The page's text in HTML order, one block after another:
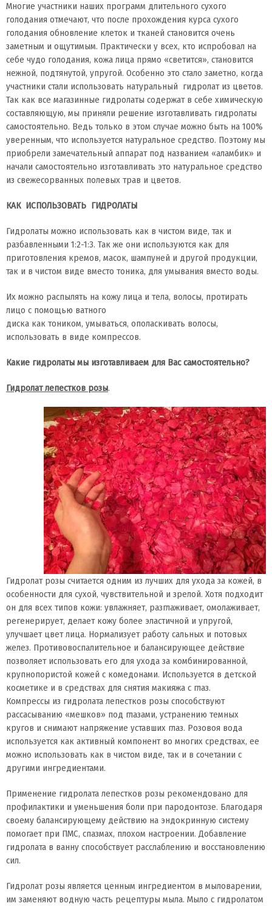
Многие участники наших программ длительного сухого
голодания отмечают, что после прохождения курса сухого
голодания обновление клеток и тканей становится очень
заметным и ощутимым. Практически у всех, кто испробовал на
себе чудо голодания, кожа лица прямо «светится», становится
нежной, подтянутой, упругой. Особенно это стало заметно, когда
участники стали использовать натуральный гидролат из цветов.
Так как все магазинные гидролаты содержат в себе химическую
составляющую, мы приняли решение изготавливать гидролаты
самостоятельно. Ведь только в этом случае можно быть на 100%
уверенным, что используется натуральное средство. Поэтому мы
приобрели замечательный аппарат под названием «аламбик» и
начали самостоятельно изготавливать это натуральное средство
из свежесорванных полевых трав и цветов.
КАК ИСПОЛЬЗОВАТЬ ГИДРОЛАТЫ
Гидролаты можно использовать как в чистом виде, так и
разбавленными 1:2-1:3. Так же они используются как для
приготовления кремов, масок, шампуней и другой продукции,
так и в чистом виде вместо тоника, для умывания вместо воды.
Их можно распылять на кожу лица и тела, волосы, протирать
лицо с помощью ватного
диска как тоником, умываться, ополаскивать волосы,
использовать в виде компрессов.
Какие гидролаты мы изготавливаем для Вас самостоятельно?
Гидролат лепестков розы.
Гидролат розы считается одним из лучших для ухода за кожей, в
особенности для сухой, чувствительной и зрелой. Хотя подходит
он для всех типов кожи: увлажняет, разглаживает, омолаживает,
регенерирует, делает кожу более эластичной и упругой,
улучшает цвет лица. Нормализует работу сальных и потовых
желез. Противовоспалительное и балансирующее действие
позволяет использовать его для ухода за комбинированной,
крупнопористой кожей с комедонами. Используется в детской
косметике и в средствах для снятия макияжа с глаз.
Компрессы из гидролата лепестков розы способствуют
рассасыванию «мешков» под глазами, устранению темных
кругов и снимают напряжение уставших глаз. Розовоя вода
используется как активный компонент во многих средствах, ее
можно использовать как в чистом виде, так и в сочетании с
другими ингредиентами.
Применение гидролата лепестков розы рекомендовано для
профилактики и уменьшения боли при пародонтозе. Благодаря
своему балансирующему действию на эндокринную систему
помогает при ПМС, спазмах, плохом настроении. Добавление
гидролата в ванну способствует расслаблению и восстановлению
сил.
Гидролат розы является ценным ингредиентом в мыловарении,
им заменяют водную часть рецептуры мыла. Мыло с гидролатом